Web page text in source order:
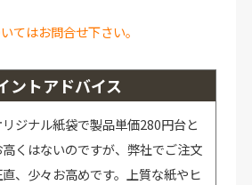
てはお問合せ下さい。
ントアドバイス
ジナル紙袋で製品単価280円台と
くはないのですが、弊社でご注文
、少々お高めです。上質な紙やヒ